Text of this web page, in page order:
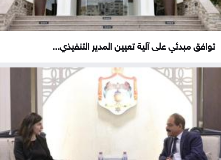
توافق مبدئي على آلية تعيين المدير التنفيذي...